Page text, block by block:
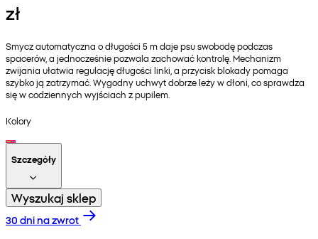
zł
Smycz automatyczna o długości 5 m daje psu swobodę podczas
spacerów, a jednocześnie pozwala zachować kontrolę. Mechanizm
zwijania ułatwia regulację długości linki, a przycisk blokady pomaga
szybko ją zatrzymać. Wygodny uchwyt dobrze leży w dłoni, co sprawdza
się w codziennych wyjściach z pupilem.
Kolory
Szczegóły
Wyszukaj sklep
30 dni na zwrot